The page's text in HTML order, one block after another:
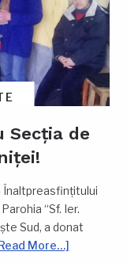
Secția de
Înaltpreasfinţitului
“Sf. Ier.
Sud, a donat
More…]